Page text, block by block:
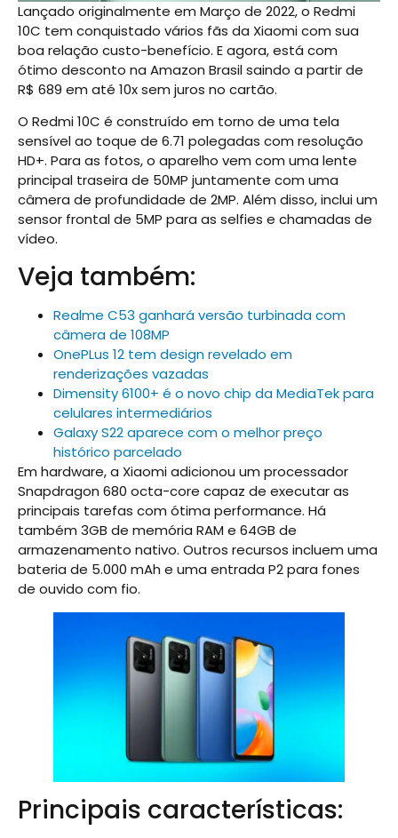
Lançado originalmente em Março de 2022, o Redmi
10C tem conquistado vários fãs da Xiaomi com sua
boa relação custo-benefício. E agora, está com
ótimo desconto na Amazon Brasil saindo a partir de
R$ 689 em até 10x sem juros no cartão.
O Redmi 10C é construído em torno de uma tela
sensível ao toque de 6.71 polegadas com resolução
HD+. Para as fotos, o aparelho vem com uma lente
principal traseira de 50MP juntamente com uma
câmera de profundidade de 2MP. Além disso, inclui um
sensor frontal de 5MP para as selfies e chamadas de
vídeo.
Veja também:
Realme C53 ganhará versão turbinada com
câmera de 108MP
OnePLus 12 tem design revelado em
renderizações vazadas
Dimensity 6100+ é o novo chip da MediaTek para
celulares intermediários
Galaxy S22 aparece com o melhor preço
histórico parcelado
Em hardware, a Xiaomi adicionou um processador
Snapdragon 680 octa-core capaz de executar as
principais tarefas com ótima performance. Há
também 3GB de memória RAM e 64GB de
armazenamento nativo. Outros recursos incluem uma
bateria de 5.000 mAh e uma entrada P2 para fones
de ouvido com fio.
Principais características: